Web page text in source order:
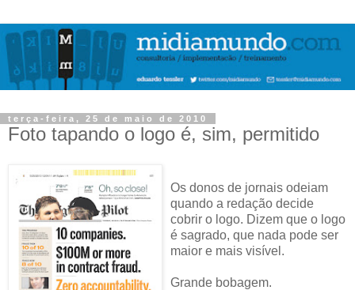
terça-feira, 25 de maio de 2010
Foto tapando o logo é, sim, permitido
Os donos de jornais odeiam
quando a redação decide
cobrir o logo. Dizem que o logo
é sagrado, que nada pode ser
maior e mais visível.
Grande bobagem.